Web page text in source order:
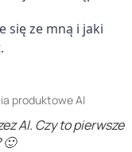
się ze mną i jaki
AI. Czy to pierwsze
🙂